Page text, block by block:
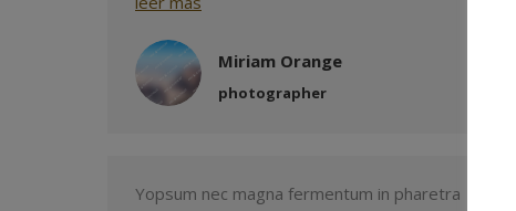
Miriam Orange
photographer
Yopsum nec magna fermentum in pharetra